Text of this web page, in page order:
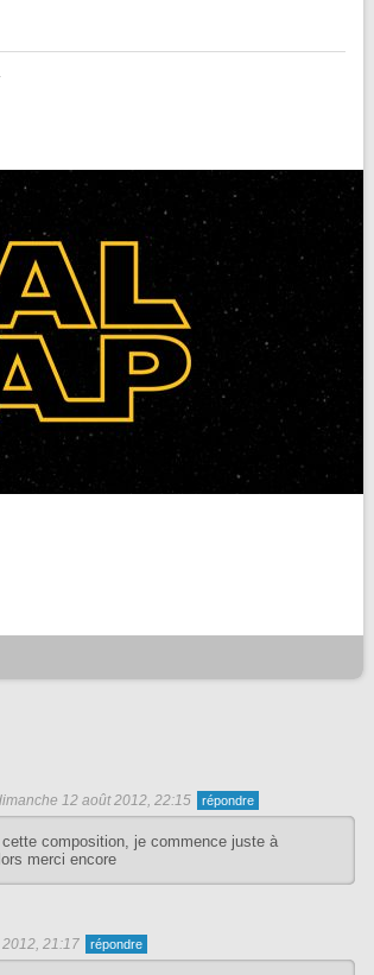
12 août 2012, 22:15
composition, je commence juste à
merci encore
21:17